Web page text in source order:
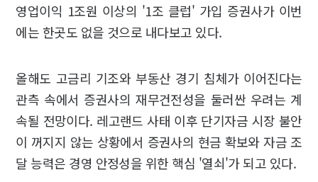
영업이익 1조원 이상의 '1조 클럽' 가입 증권사가 이번
에는 한곳도 없을 것으로 내다보고 있다.
올해도 고금리 기조와 부동산 경기 침체가 이어진다는
관측 속에서 증권사의 재무건전성을 둘러싼 우려는 계
속될 전망이다. 레고랜드 사태 이후 단기자금 시장 불안
이 꺼지지 않는 상황에서 증권사의 현금 확보와 자금 조
달 능력은 경영 안정성을 위한 핵심 '열쇠'가 되고 있다.